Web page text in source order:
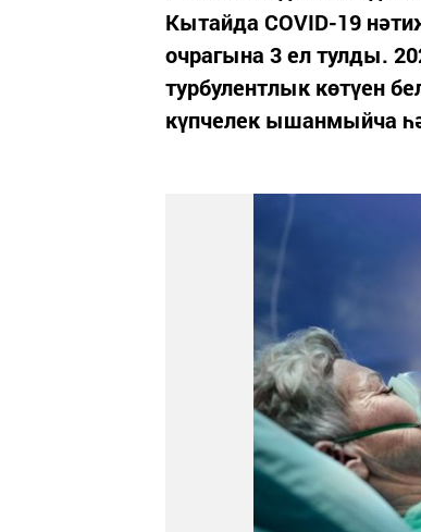
Кытайда COVID-19
очрагына 3 ел тулды.
турбулентлык көтүен
күпчелек ышанмыйча